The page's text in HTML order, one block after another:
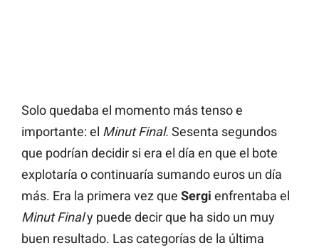
Solo quedaba el momento más tenso e
importante: el Minut Final. Sesenta segundos
que podrían decidir si era el día en que el bote
explotaría o continuaría sumando euros un día
más. Era la primera vez que Sergi enfrentaba el
Minut Finaly puede decir que ha sido un muy
buen resultado. Las categorías de la última